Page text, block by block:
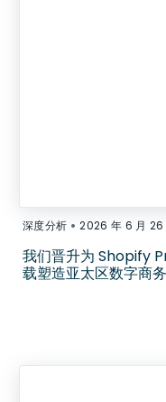
深度分析 • 2026 年 6 月 26
我们晋升为 Shopify
载塑造亚太区数字商